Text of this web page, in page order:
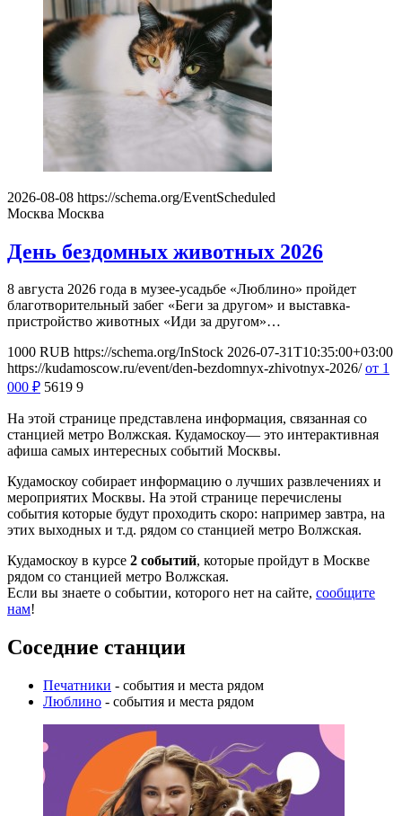
2026-08-08 https://schema.org/EventScheduled
Москва Москва
День бездомных животных 2026
8 августа 2026 года в музее-усадьбе «Люблино» пройдет
благотворительный забег «Беги за другом» и выставка-
пристройство животных «Иди за другом»…
1000 RUB https://schema.org/InStock 2026-07-31T10:35:00+03:00
https://kudamoscow.ru/event/den-bezdomnyx-zhivotnyx-2026/ от 1
000 ₽ 5619 9
На этой странице представлена информация, связанная со
станцией метро Волжская. Кудамоскоу— это интерактивная
афиша самых интересных событий Москвы.
Кудамоскоу собирает информацию о лучших развлечениях и
мероприятих Москвы. На этой странице перечислены
события которые будут проходить скоро: например завтра, на
этих выходных и т.д. рядом со станцией метро Волжская.
Кудамоскоу в курсе 2 событий, которые пройдут в Москве
рядом со станцией метро Волжская.
Если вы знаете о событии, которого нет на сайте, сообщите
нам!
Соседние станции
Печатники - события и места рядом
Люблино - события и места рядом